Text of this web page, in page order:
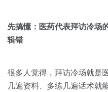
先搞懂：医药代表拜访冷场
辑错
很多人觉得，拜访冷场就是
几遍资料、多练几遍话术就